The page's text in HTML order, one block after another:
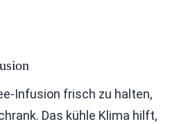
Infusion frisch zu halten,
Das kühle Klima hilft,